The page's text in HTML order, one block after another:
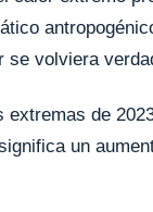
volviera
un